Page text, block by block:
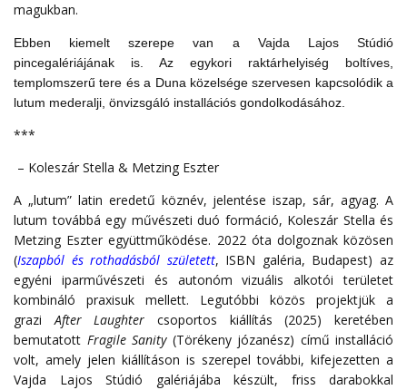
magukban.
Ebben kiemelt szerepe van a Vajda Lajos Stúdió
pincegalériájának is. Az egykori raktárhelyiség boltíves,
templomszerű tere és a Duna közelsége szervesen kapcsolódik a
lutum mederalji, önvizsgáló installációs gondolkodásához.
***
– Koleszár Stella & Metzing Eszter
A „lutum” latin eredetű köznév, jelentése iszap, sár, agyag. A
lutum továbbá egy művészeti duó formáció, Koleszár Stella és
Metzing Eszter együttműködése. 2022 óta dolgoznak közösen
(Iszapból és rothadásból született, ISBN galéria, Budapest) az
egyéni iparművészeti és autonóm vizuális alkotói területet
kombináló praxisuk mellett. Legutóbbi közös projektjük a
graziAfter Laughter csoportos kiállítás (2025) keretében
bemutatott Fragile Sanity(Törékeny józanész) című installáció
volt, amely jelen kiállításon is szerepel további, kifejezetten a
Vajda Lajos Stúdió galériájába készült, friss darabokkal